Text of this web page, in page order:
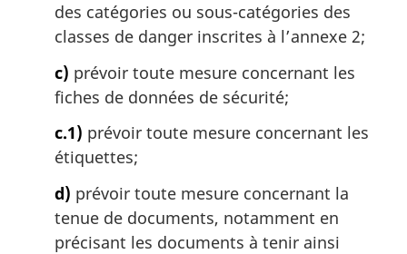
des catégories ou sous-catégories des
classes de danger inscrites à l’annexe 2;
c) prévoir toute mesure concernant les
fiches de données de sécurité;
c.1) prévoir toute mesure concernant les
étiquettes;
d) prévoir toute mesure concernant la
tenue de documents, notamment en
précisant les documents à tenir ainsi